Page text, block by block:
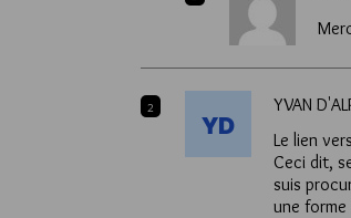
2 YVAN
Le lien
Ceci dit,
suis
une forme